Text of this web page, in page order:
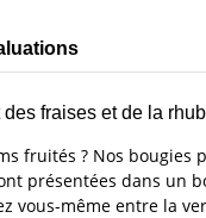
des fraises et de la
fruités ? Nos
présentées dans un
vous-même entre la